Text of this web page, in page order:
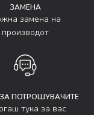
ЗАМЕНА
замена на
производот
ПОТРОШУВАЧИТЕ
тука за вас